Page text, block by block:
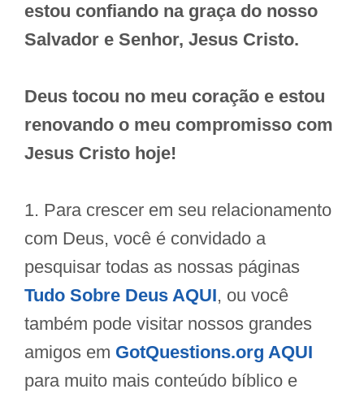
estou confiando na graça do nosso
Salvador e Senhor, Jesus Cristo.
Deus tocou no meu coração e estou
renovando o meu compromisso com
Jesus Cristo hoje!
1. Para crescer em seu relacionamento
com Deus, você é convidado a
pesquisar todas as nossas páginas
Tudo Sobre Deus AQUI, ou você
também pode visitar nossos grandes
amigos em GotQuestions.org AQUI
para muito mais conteúdo bíblico e